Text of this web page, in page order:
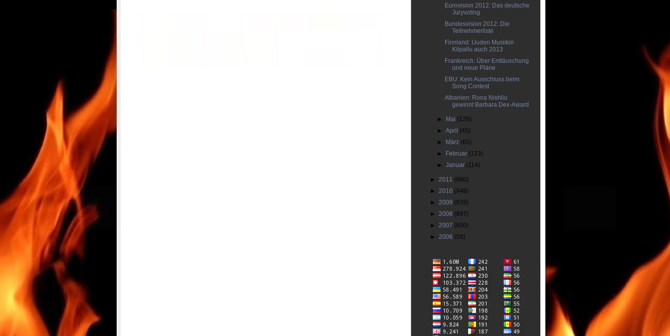
Eurovision 2012: Das deutsche
Juryvoting
Bundesvision 2012: Die
Teilnehmerliste
Finnland: Uuden Musiikin
Kilpailu auch 2013
Frankreich: Über Enttäuschung
und neue Pläne
EBU: Kein Ausschluss beim
Song Contest
Albanien: Rona Nishliu
gewinnt Barbara Dex-Award
► Mai (129)
►April (45)
►
März (65)
►
Februar (123)
►Januar (114)
► 2011 (860)
► 2010 (948)
► 2009 (839)
► 2008 (897)
► 2007 (600)
► 2006 (58)